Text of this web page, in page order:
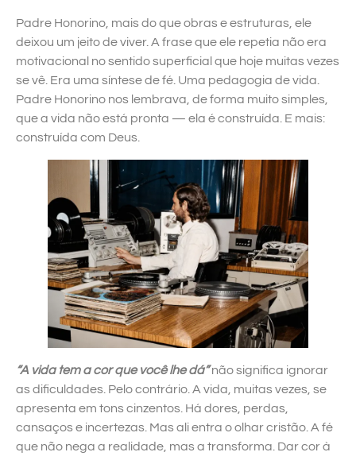
Padre Honorino, mais do que obras e estruturas, ele
deixou um jeito de viver. A frase que ele repetia não era
motivacional no sentido superficial que hoje muitas vezes
se vê. Era uma síntese de fé. Uma pedagogia de vida.
Padre Honorino nos lembrava, de forma muito simples,
que a vida não está pronta — ela é construída. E mais:
construída com Deus.
“A vida tem a cor que você lhe dá”não significa ignorar
as dificuldades. Pelo contrário. A vida, muitas vezes, se
apresenta em tons cinzentos. Há dores, perdas,
cansaços e incertezas. Mas ali entra o olhar cristão. A fé
que não nega a realidade, mas a transforma. Dar cor à